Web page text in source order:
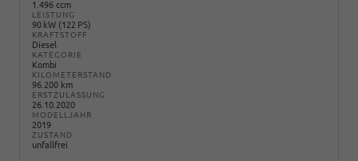
1.496 ccm
LEISTUNG
90 kW (122 PS)
KRAFTSTOFF
Diesel
KATEGORIE
Kombi
KILOMETERSTAND
96.200 km
ERSTZULASSUNG
26.10.2020
MODELLJAHR
2019
ZUSTAND
unfallfrei